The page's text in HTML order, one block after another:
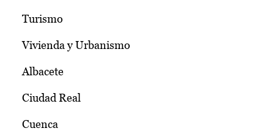
Turismo
Vivienda y Urbanismo
Albacete
Ciudad Real
Cuenca